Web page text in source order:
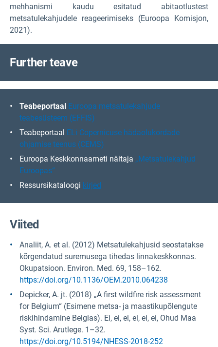
mehhanismi kaudu esitatud abitaotlustest
metsatulekahjudele reageerimiseks (Euroopa Komisjon,
2021).
Further teave
Teabeportaal Euroopa metsatulekahjude
teabesüsteem (EFFIS)
Teabeportaal ELi Copernicuse hädaolukordade
ohjamise teenus (CEMS)
Euroopa Keskkonnaameti näitaja „Metsatulekahjud
Euroopas“
Ressursikataloogi kirjed
Viited
Analiit, A. et al. (2012) Metsatulekahjusid seostatakse
kõrgendatud suremusega tihedas linnakeskkonnas.
Okupatsioon. Environ. Med. 69, 158–162.
https://doi.org/10.1136/OEM.2010.064238
Depicker, A. jt. (2018) „A first wildfire risk assessment
for Belgium“ (Esimene metsa- ja maastikupõlengute
riskihindamine Belgias). Ei, ei, ei, ei, ei, ei, Ohud Maa
Syst. Sci. Arutlege. 1–32.
https://doi.org/10.5194/NHESS-2018-252